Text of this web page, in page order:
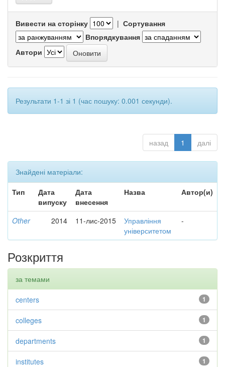
Вивести на сторінку | Сортування
Впорядкування
Автори
Результати 1-1 зі 1 (час пошуку: 0.001 секунди).
назад 1 далі
Знайдені матеріали:
Тип
Дата
випуску
Дата
внесення
Назва Автор(и)
Other 2014 11-лис-2015
Управління
університетом
-
Розкриття
за темами
1
centers
1
colleges
1
departments
1
institutes